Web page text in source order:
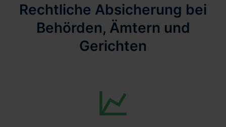
Rechtliche Absicherung bei
Behörden, Ämtern und
Gerichten